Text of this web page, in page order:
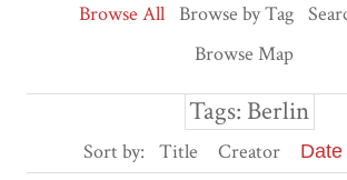
Browse All Browse by Tag
Browse Map
Tags: Berlin
Sort by: Title Creator Date